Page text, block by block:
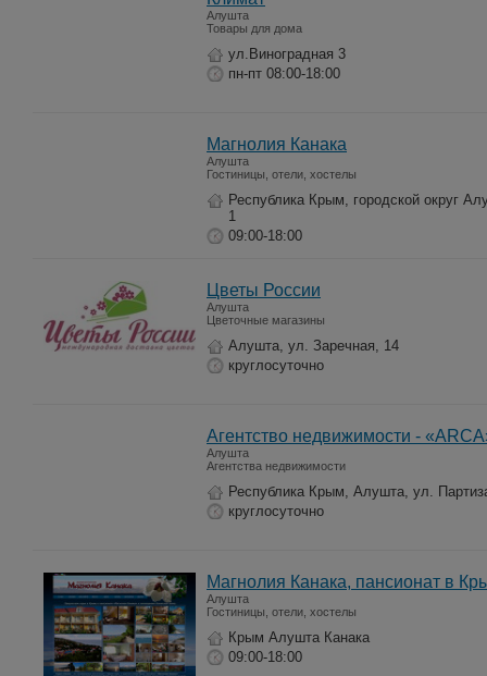
Алушта
Товары для дома
ул.Виноградная 3
пн-пт 08:00-18:00
Магнолия Канака
Алушта
Гостиницы, отели, хостелы
Республика Крым, городской округ
1
09:00-18:00
Цветы России
Алушта
Цветочные магазины
Алушта, ул. Заречная, 14
круглосуточно
Агентство недвижимости -
Алушта
Агентства недвижимости
Республика Крым, Алушта, ул.
круглосуточно
Магнолия Канака, пансионат в
Алушта
Гостиницы, отели, хостелы
Крым Алушта Канака
09:00-18:00